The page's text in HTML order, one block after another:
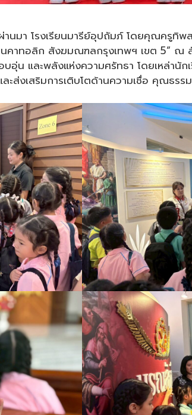
มา โรงเรียนมารีย์อุปถัมภ์ โดยคุณครูทิ
ยนคาทอลิก สังฆมณฑลกรุงเทพฯ เขต 5”
บอุ่น และพลังแห่งความศรัทธา โดยเหล่า
ะส่งเสริมการเติบโตด้านความเชื่อ คุณธร